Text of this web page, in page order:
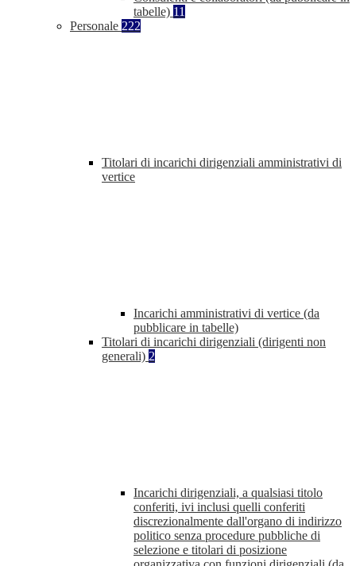
tabelle) 11
Personale 222
Titolari di incarichi dirigenziali amministrativi di
vertice
Incarichi amministrativi di vertice (da
pubblicare in tabelle)
Titolari di incarichi dirigenziali (dirigenti non
generali) 2
Incarichi dirigenziali, a qualsiasi titolo
conferiti, ivi inclusi quelli conferiti
discrezionalmente dall'organo di indirizzo
politico senza procedure pubbliche di
selezione e titolari di posizione